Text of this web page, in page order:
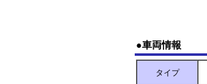
●車両情報
タイプ